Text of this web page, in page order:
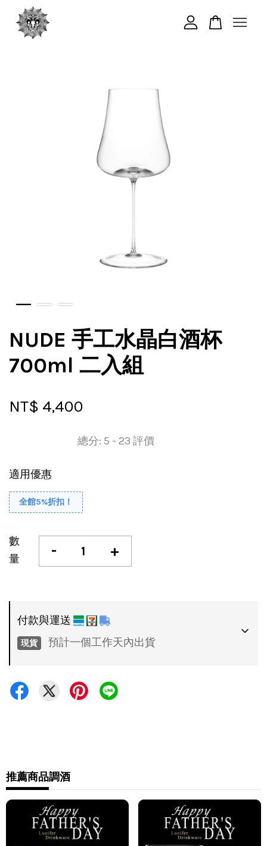
NUDE 手工水晶白酒杯
700ml 二入組
NT$ 4,400
總分: 5 - 23 評價
適用優惠
全館5%折扣！
數
量
- +
付款與運送
現貨 預計一個工作天內出貨
•超商 / 宅配貨到付款
•7-11 - 運費 60 元，NT 600 享免運
•全家 - 運費 60 元，NT 600 享免運
新竹物流 - 運費 80 元
黑貓(包裹90cm以下) - 運費 170 元
推薦商品調酒